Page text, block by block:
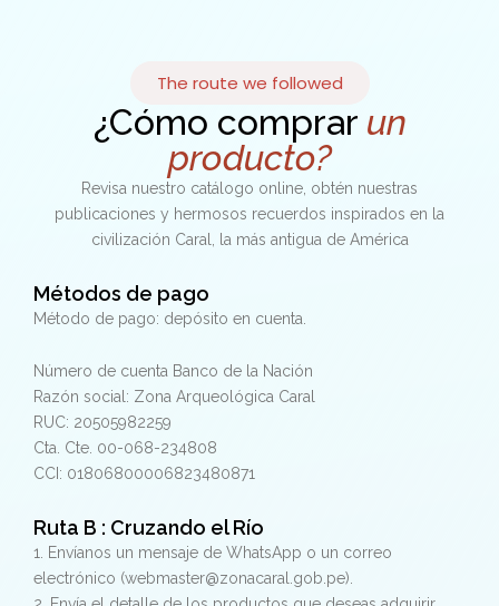
The route we followed
¿Cómo comprar un
producto?
Revisa nuestro catálogo online, obtén nuestras
publicaciones y hermosos recuerdos inspirados en la
civilización Caral, la más antigua de América
Métodos de pago
Método de pago: depósito en cuenta.
Número de cuenta Banco de la Nación
Razón social: Zona Arqueológica Caral
RUC: 20505982259
Cta. Cte. 00-068-234808
CCI: 01806800006823480871
Ruta B : Cruzando el Río
1. Envíanos un mensaje de WhatsApp o un correo
electrónico (webmaster@zonacaral.gob.pe).